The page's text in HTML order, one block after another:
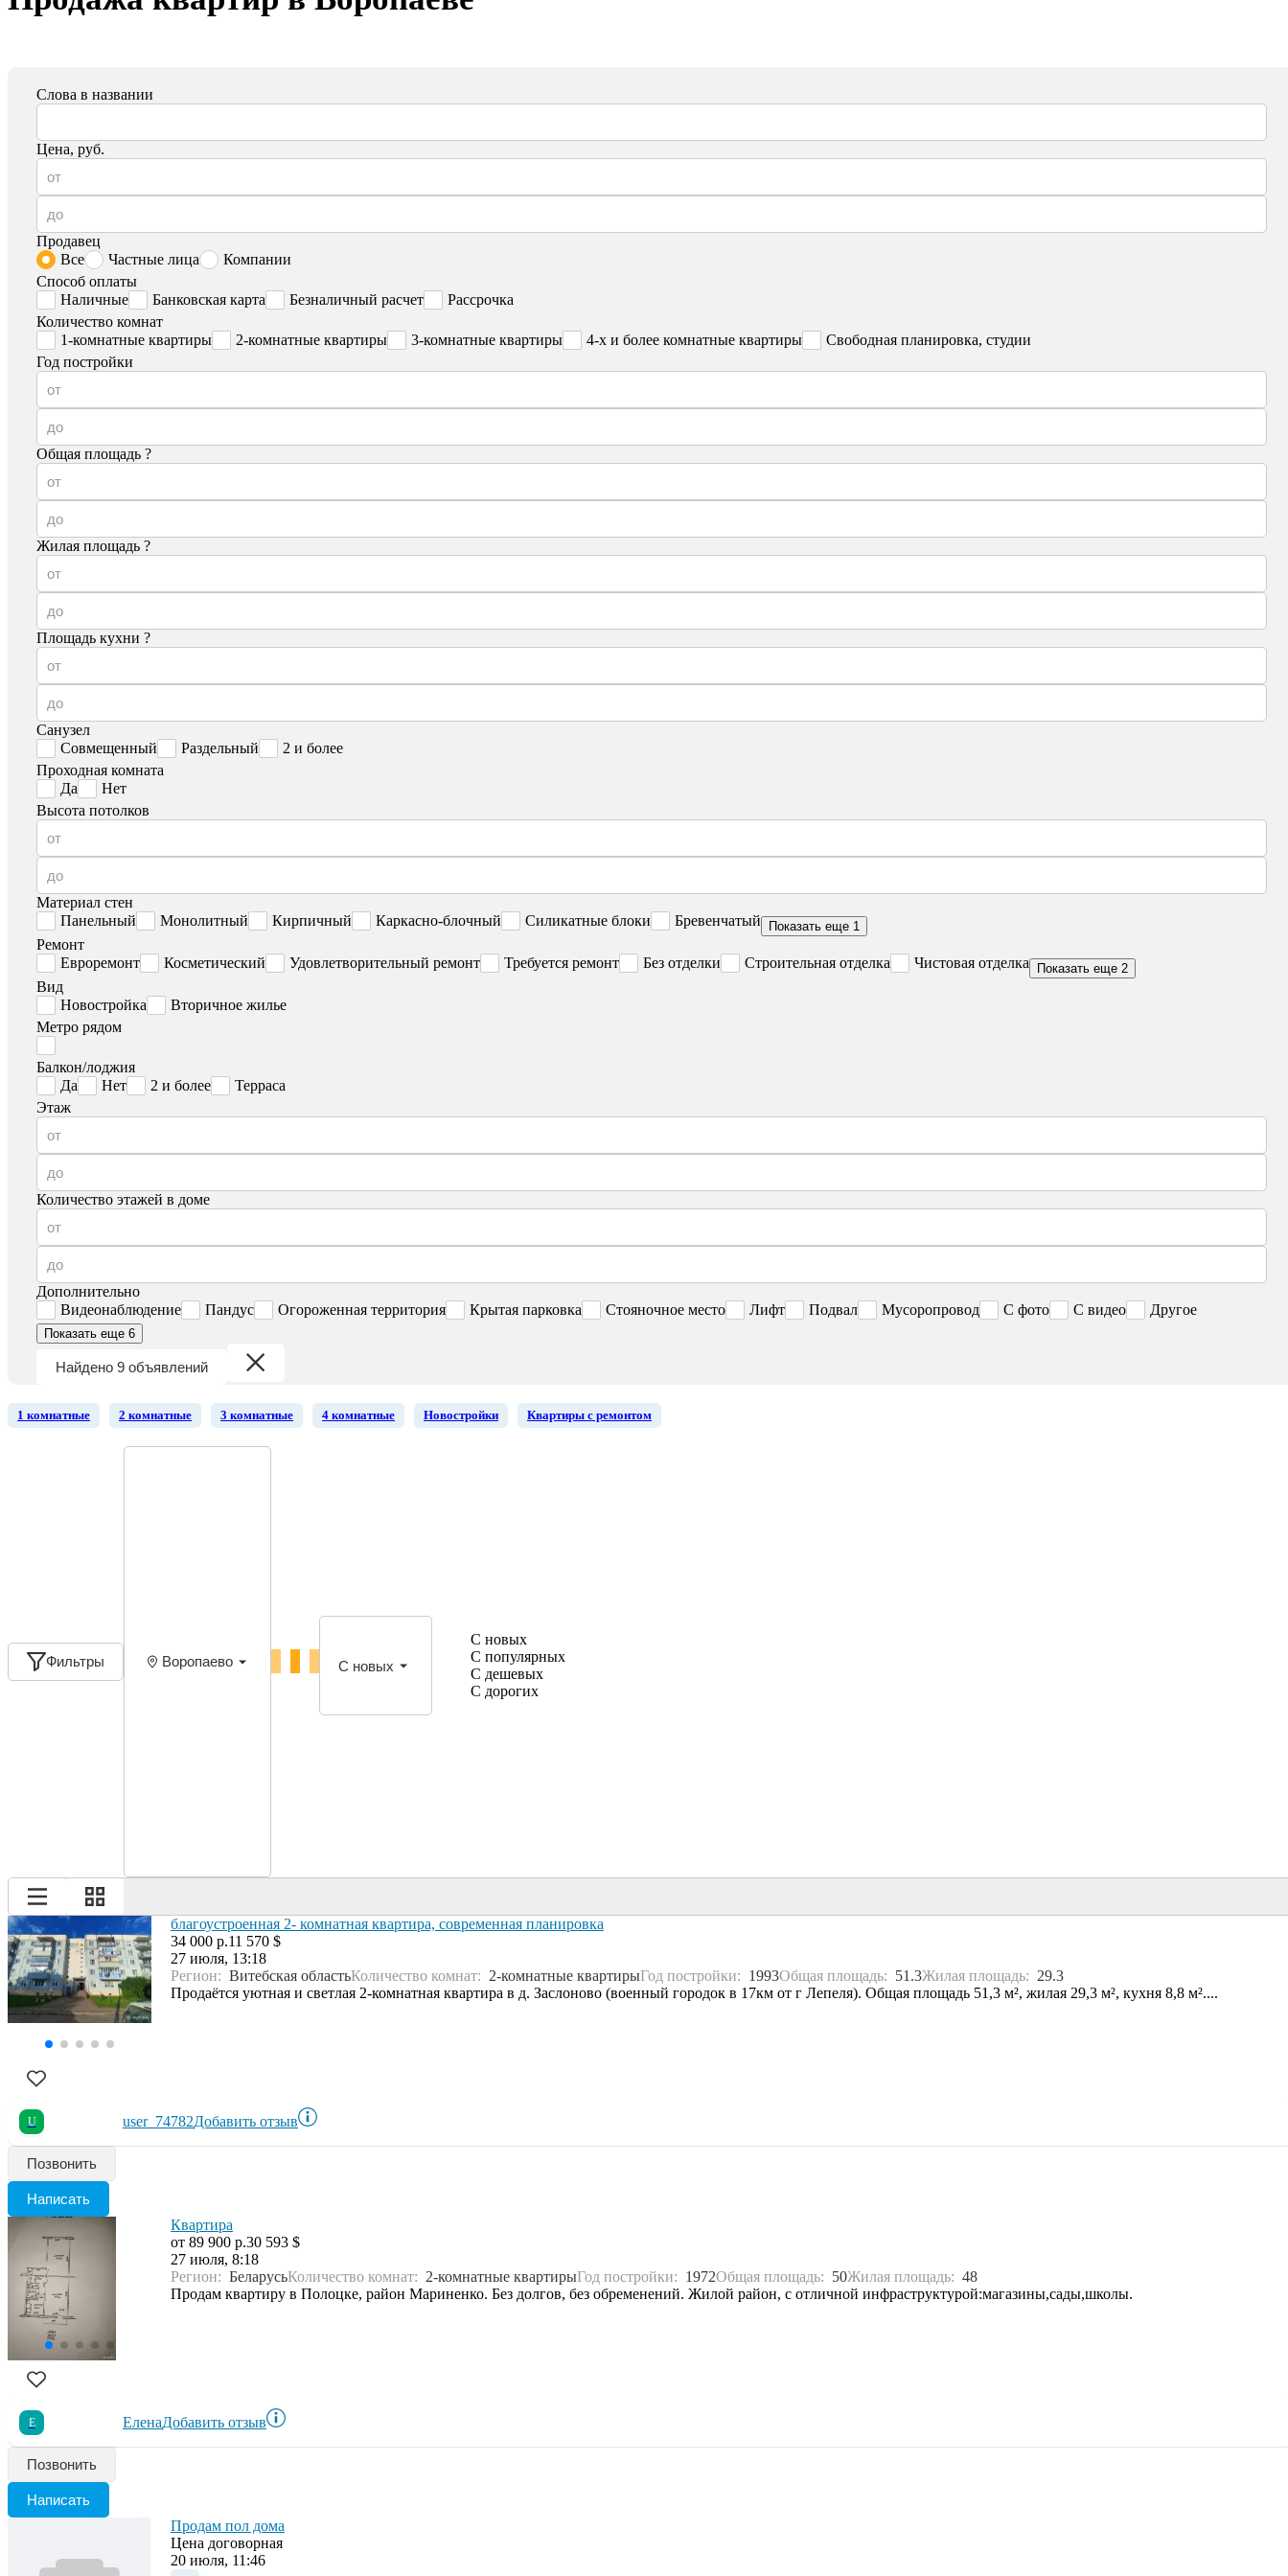
Слова в названии
Цена, руб.
Продавец
Все
Частные лица
Компании
Способ оплаты
Наличные
Банковская карта Безналичный расчет
Рассрочка
Количество комнат
1-комнатные квартиры
2-комнатные квартиры 3-комнатные квартиры 4-х и более комнатные квартиры
Свободная планировка, студии
Год постройки
Общая площадь ?
Жилая площадь ?
Площадь кухни ?
Санузел
Совмещенный
Раздельный
2 и более
Проходная комната
Да
Нет
Высота потолков
Материал стен
Панельный
Монолитный Кирпичный Каркасно-блочный Силикатные блоки Бревенчатый Показать еще 1
Ремонт
Евроремонт
Косметический Удовлетворительный ремонт Требуется ремонт Без отделки Строительная отделка Чистовая отделка Показать еще 2
Вид
Новостройка
Вторичное жилье
Метро рядом
Балкон/лоджия
Да
Нет 2 и более
Терраса
Этаж
Количество этажей в доме
Дополнительно
Видеонаблюдение
Пандус Огороженная территория Крытая парковка Стояночное место Лифт Подвал Мусоропровод С фото С видео Другое
Показать еще 6
Найдено 9 объявлений
1 комнатные 2 комнатные 3 комнатные 4 комнатные Новостройки Квартиры с ремонтом
Фильтры Воропаево С новых
С новых
С популярных
С дешевых
С дорогих
благоустроенная 2- комнатная квартира, современная планировка
34 000 р.11 570 $
27 июля, 13:18
Регион: Витебская областьКоличество комнат: 2-комнатные квартирыГод постройки: 1993Общая площадь: 51.3Жилая площадь: 29.3
Продаётся уютная и светлая 2-комнатная квартира в д. Заслоново (военный городок в 17км от г Лепеля). Общая площадь 51,3 м², жилая 29,3 м², кухня 8,8 м²....
U user_74782Добавить отзыв
Позвонить
Написать
Квартира
от 89 900 р.30 593 $
27 июля, 8:18
Регион: БеларусьКоличество комнат: 2-комнатные квартирыГод постройки: 1972Общая площадь: 50Жилая площадь: 48
Продам квартиру в Полоцке, район Мариненко. Без долгов, без обременений. Жилой район, с отличной инфраструктурой:магазины,сады,школы.
Е ЕленаДобавить отзыв
Позвонить
Написать
Продам пол дома
Цена договорная
20 июля, 11:46